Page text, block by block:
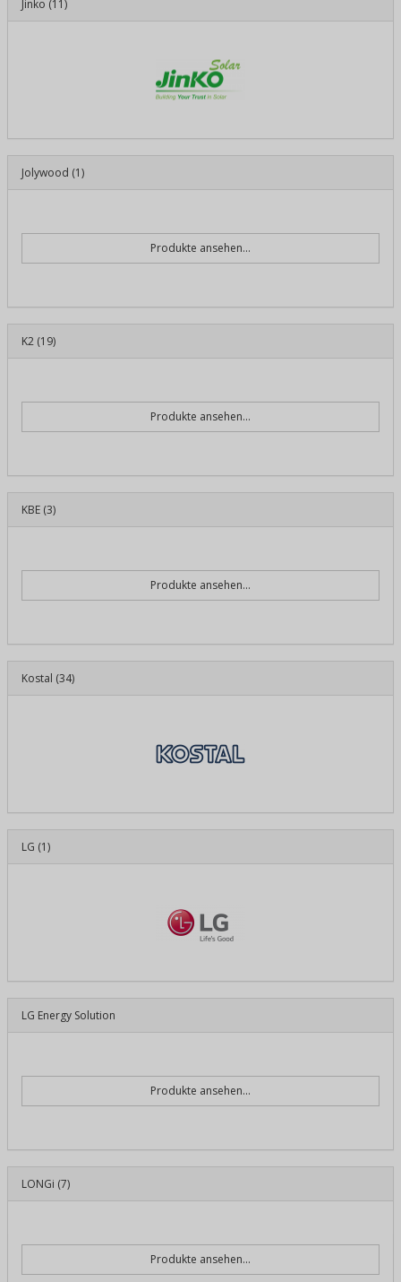
Jinko (11)
Jolywood (1)
Produkte ansehen...
K2 (19)
Produkte ansehen...
KBE (3)
Produkte ansehen...
Kostal (34)
LG (1)
LG Energy Solution
Produkte ansehen...
LONGi (7)
Produkte ansehen...